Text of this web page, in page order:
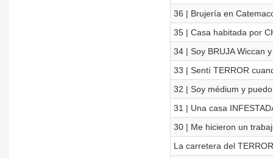
36 | Brujería en
35 | Casa habitada por
34 | Soy BRUJA Wiccan
33 | Sentí TERROR
32 | Soy médium y
31 | Una casa
30 | Me hicieron un
La carretera del TERROR